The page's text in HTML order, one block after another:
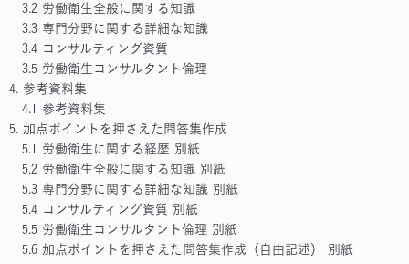
3.2 労働衛生全般に関する知識
3.3 専門分野に関する詳細な知識
3.4 コンサルティング資質
3.5 労働衛生コンサルタント倫理
4. 参考資料集
4.1 参考資料集
5. 加点ポイントを押さえた問答集作成
5.1 労働衛生に関する経歴 別紙
5.2 労働衛生全般に関する知識 別紙
5.3 専門分野に関する詳細な知識 別紙
5.4 コンサルティング資質 別紙
5.5 労働衛生コンサルタント倫理 別紙
5.6 加点ポイントを押さえた問答集作成（自由記述） 別紙